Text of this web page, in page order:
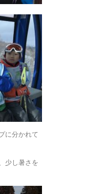
に分かれて
少し暑さを